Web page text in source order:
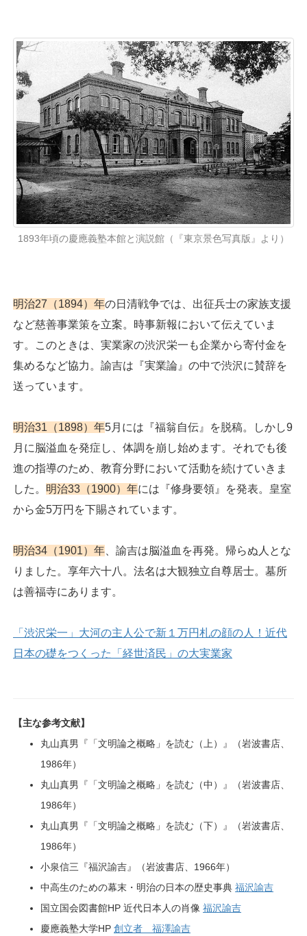
1893年頃の慶應義塾本館と演説館（『東京景色写真版』より）
明治27（1894）年の日清戦争では、出征兵士の家族支援
など慈善事業策を立案。時事新報において伝えていま
す。このときは、実業家の渋沢栄一も企業から寄付金を
集めるなど協力。諭吉は『実業論』の中で渋沢に賛辞を
送っています。
明治31（1898）年5月には『福翁自伝』を脱稿。しかし9
月に脳溢血を発症し、体調を崩し始めます。それでも後
進の指導のため、教育分野において活動を続けていきま
した。 明治33（1900）年には『修身要領』を発表。皇室
から金5万円を下賜されています。
明治34（1901）年 、諭吉は脳溢血を再発。帰らぬ人とな
りました。享年六十八。法名は大観独立自尊居士。墓所
は善福寺にあります。
「渋沢栄一」大河の主人公で新１万円札の顔の人！近代
日本の礎をつくった「経世済民」の大実業家
【主な参考文献】
丸山真男『「文明論之概略」を読む（上）』（岩波書店、
1986年）
丸山真男『「文明論之概略」を読む（中）』（岩波書店、
1986年）
丸山真男『「文明論之概略」を読む（下）』（岩波書店、
1986年）
小泉信三『福沢諭吉』（岩波書店、1966年）
中高生のための幕末・明治の日本の歴史事典 福沢諭吉
国立国会図書館HP 近代日本人の肖像 福沢諭吉
慶應義塾大学HP 創立者 福澤諭吉